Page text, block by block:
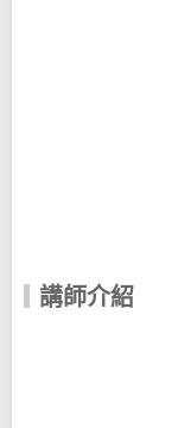
講師介紹